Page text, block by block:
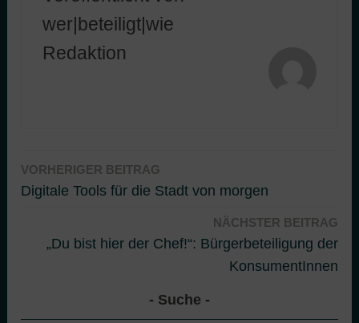
wer|beteiligt|wie
Redaktion
Beitragsnavigation
VORHERIGER BEITRAG
Digitale Tools für die Stadt von morgen
NÄCHSTER BEITRAG
„Du bist hier der Chef!“: Bürgerbeteiligung der
KonsumentInnen
Suche